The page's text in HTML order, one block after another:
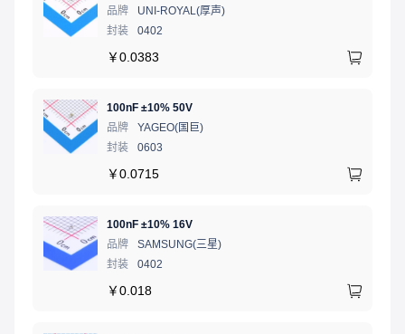
品牌
UNI-ROYAL(厚声)
封装
0402
￥0.0383
100nF ±10% 50V
品牌
YAGEO(国巨)
封装
0603
￥0.0715
100nF ±10% 16V
品牌
SAMSUNG(三星)
封装
0402
￥0.018